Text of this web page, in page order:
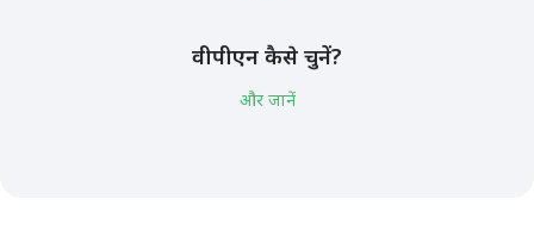
वीपीएन कैसे चुनें?
और जानें